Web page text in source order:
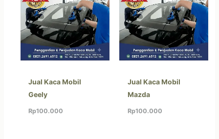
Jual Kaca Mobil
Geely
Rp100.000
Jual Kaca Mobil
Mazda
Rp100.000